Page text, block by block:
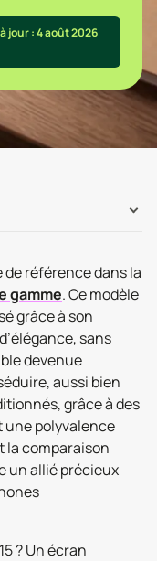
jour : 4 août 2026
de référence dans la
gamme. Ce modèle
grâce à son
sans
devenue
aussi bien
grâce à des
une polyvalence
la comparaison
un allié précieux
? Un écran